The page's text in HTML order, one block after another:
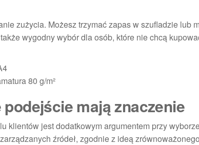
zużycia. Możesz trzymać zapas w szufladzie lub
wygodny wybór dla osób, które nie chcą
80 g/m²
mają znaczenie
klientów jest dodatkowym argumentem przy
źródeł, zgodnie z ideą zrównoważonego